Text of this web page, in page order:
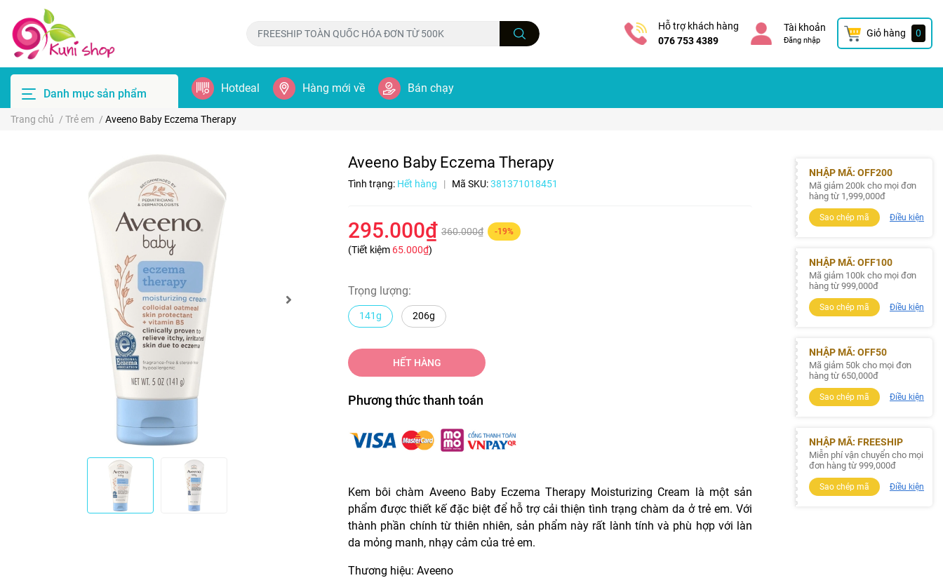
Hỗ trợ khách hàng
076 753 4389
Tài khoản
Đăng nhập
Giỏ hàng 0
Danh mục sản phẩm Hotdeal Hàng mới về Bán chạy
Trang chủ / Trẻ em / Aveeno Baby Eczema Therapy
Aveeno Baby Eczema Therapy
Tình trạng: Hết hàng | Mã SKU:381371018451
295.000₫ 360.000₫ -19%
(Tiết kiệm 65.000₫)
Trọng lượng:
141g 206g
HẾT HÀNG
Phương thức thanh toán
Kem bôi chàm Aveeno Baby Eczema Therapy Moisturizing Cream là một sản
phẩm được thiết kế đặc biệt để hỗ trợ cải thiện tình trạng chàm da ở trẻ em. Với
thành phần chính từ thiên nhiên, sản phẩm này rất lành tính và phù hợp với làn
da mỏng manh, nhạy cảm của trẻ em.
Thương hiệu: Aveeno
NHẬP MÃ: OFF200
Mã giảm 200k cho mọi đơn
hàng từ 1,999,000đ
Sao chép mã Điều kiện
NHẬP MÃ: OFF100
Mã giảm 100k cho mọi đơn
hàng từ 999,000đ
Sao chép mã Điều kiện
NHẬP MÃ: OFF50
Mã giảm 50k cho mọi đơn
hàng từ 650,000đ
Sao chép mã Điều kiện
NHẬP MÃ: FREESHIP
Miễn phí vận chuyển cho mọi
đơn hàng từ 999,000đ
Sao chép mã Điều kiện